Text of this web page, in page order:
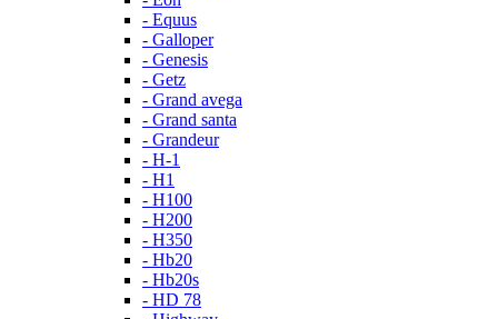
- Equus
- Galloper
- Genesis
- Getz
- Grand avega
- Grand santa
- Grandeur
- H-1
- H1
- H100
- H200
- H350
- Hb20
- Hb20s
- HD 78